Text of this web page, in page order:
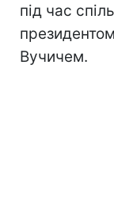
під час
Вучичем.